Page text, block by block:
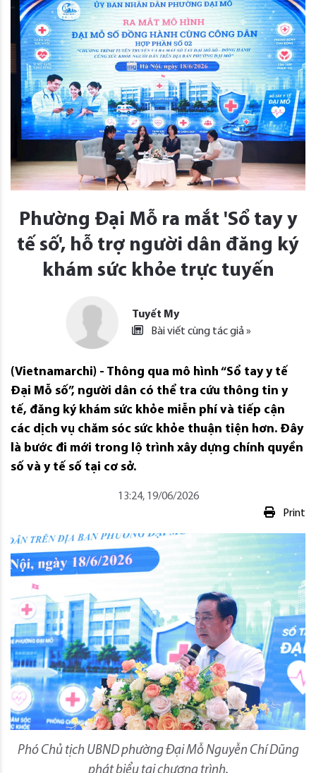
Phường Đại Mỗ ra mắt 'Sổ tay y
tế số', hỗ trợ người dân đăng ký
khám sức khỏe trực tuyến
Tuyết My
Bài viết cùng tác giả »
(Vietnamarchi) - Thông qua mô hình “Sổ tay y tế
Đại Mỗ số”, người dân có thể tra cứu thông tin y
tế, đăng ký khám sức khỏe miễn phí và tiếp cận
các dịch vụ chăm sóc sức khỏe thuận tiện hơn. Đây
là bước đi mới trong lộ trình xây dựng chính quyền
số và y tế số tại cơ sở.
13:24, 19/06/2026
Print
Phó Chủ tịch UBND phường Đại Mỗ Nguyễn Chí Dũng